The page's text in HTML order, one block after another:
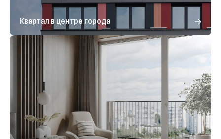
Квартал в центре города